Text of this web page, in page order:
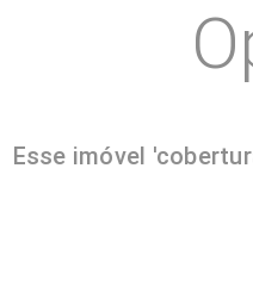
Esse imóvel